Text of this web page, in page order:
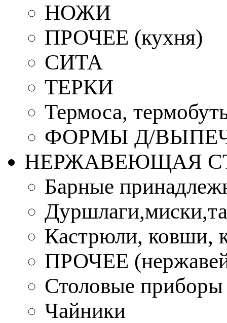
НОЖИ
ПРОЧЕЕ (кухня)
СИТА
ТЕРКИ
Термоса,
ФОРМЫ Д/
НЕРЖАВЕЮЩАЯ
Барные
Кастрюли, ковши,
ПРОЧЕЕ
Столовые приборы
Чайники